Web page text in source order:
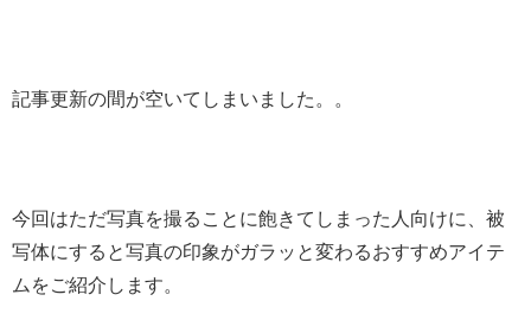
記事更新の間が空いてしまいました。。
今回はただ写真を撮ることに飽きてしまった人向けに、被
写体にすると写真の印象がガラッと変わるおすすめアイテ
ムをご紹介します。